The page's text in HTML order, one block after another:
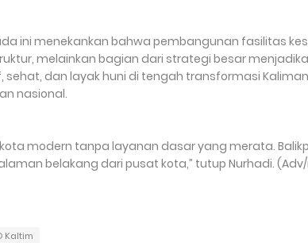
ini menekankan bahwa pembangunan fasilitas
melainkan bagian dari strategi besar
sehat, dan layak huni di tengah transformasi
nasional.
modern tanpa layanan dasar yang merata.
belakang dari pusat kota,” tutup Nurhadi. (Adv/
Kaltim